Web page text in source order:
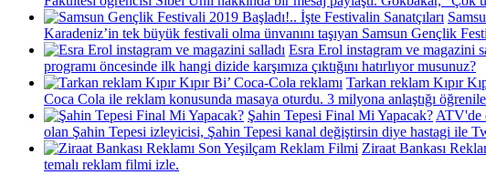
Karadeniz’in tek büyük festivali olma ünvanını taşıyan Samsun Gençlik
Esra Erol instagram ve magazini
programı öncesinde ilk hangi dizide karşımıza çıktığını hatırlıyor musunuz?
Tarkan reklam Kıpır
Coca Cola ile reklam konusunda masaya oturdu. 3 milyona anlaştığı
Şahin Tepesi Final Mi Yapacak? ATV'de
olan Şahin Tepesi izleyicisi, Şahin Tepesi kanal değiştirsin diye hastagi ile
Ziraat Bankası
temalı reklam filmi izle.